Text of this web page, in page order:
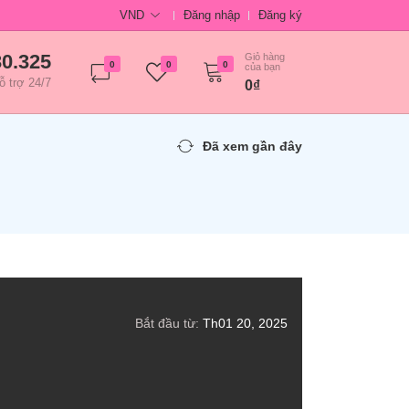
VND Đăng nhập Đăng ký
trợ 24/7
0 0 0
Giỏ hàng
của bạn
0₫
Đã xem gần đây
Bắt đầu từ: Th01 20, 2025